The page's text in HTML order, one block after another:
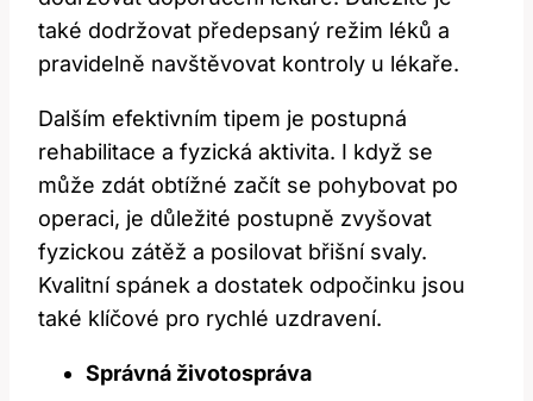
také dodržovat předepsaný režim léků a
pravidelně navštěvovat kontroly u lékaře.
Dalším efektivním tipem je postupná
rehabilitace a fyzická aktivita. I když se
může zdát obtížné začít se pohybovat po
operaci, je důležité postupně zvyšovat
fyzickou zátěž a posilovat břišní svaly.
Kvalitní spánek a dostatek odpočinku jsou
také klíčové pro rychlé uzdravení.
Správná životospráva